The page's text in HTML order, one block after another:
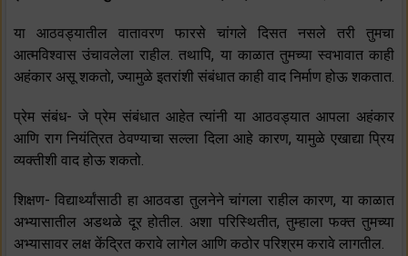
या आठवड्यातील वातावरण फारसे चांगले दिसत नसले तरी तुमचा
आत्मविश्वास उंचावलेला राहील. तथापि, या काळात तुमच्या स्वभावात काही
अहंकार असू शकतो, ज्यामुळे इतरांशी संबंधात काही वाद निर्माण होऊ शकतात.
प्रेम संबंध- जे प्रेम संबंधात आहेत त्यांनी या आठवड्यात आपला अहंकार
आणि राग नियंत्रित ठेवण्याचा सल्ला दिला आहे कारण, यामुळे एखाद्या प्रिय
व्यक्तीशी वाद होऊ शकतो.
शिक्षण- विद्यार्थ्यांसाठी हा आठवडा तुलनेने चांगला राहील कारण, या काळात
अभ्यासातील अडथळे दूर होतील. अशा परिस्थितीत, तुम्हाला फक्त तुमच्या
अभ्यासावर लक्ष केंद्रित करावे लागेल आणि कठोर परिश्रम करावे लागतील.